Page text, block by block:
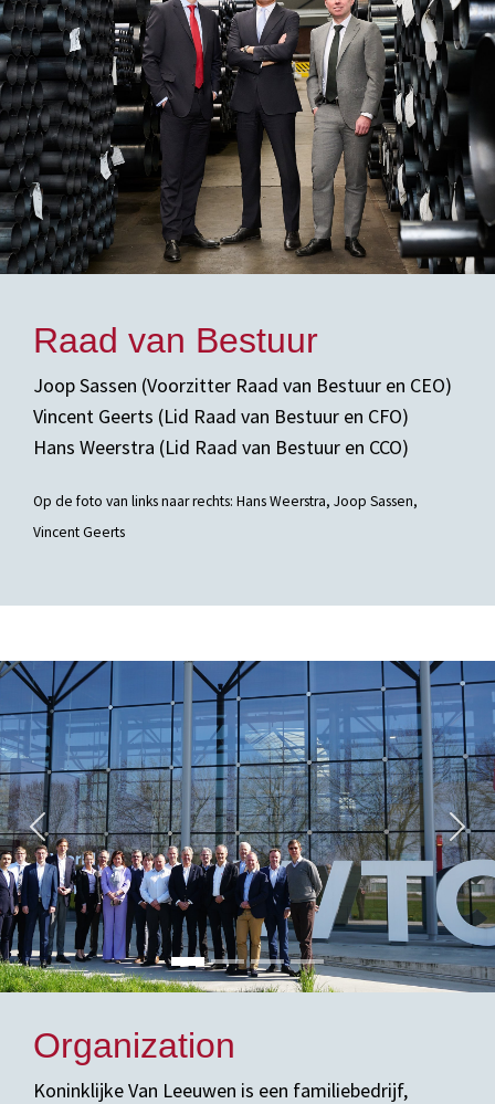
Raad van Bestuur
Joop Sassen (Voorzitter Raad van Bestuur en CEO)
Vincent Geerts (Lid Raad van Bestuur en CFO)
Hans Weerstra (Lid Raad van Bestuur en CCO)
Op de foto van links naar rechts: Hans Weerstra, Joop Sassen,
Vincent Geerts
Previous Next
Organization
Koninklijke Van Leeuwen is een familiebedrijf,